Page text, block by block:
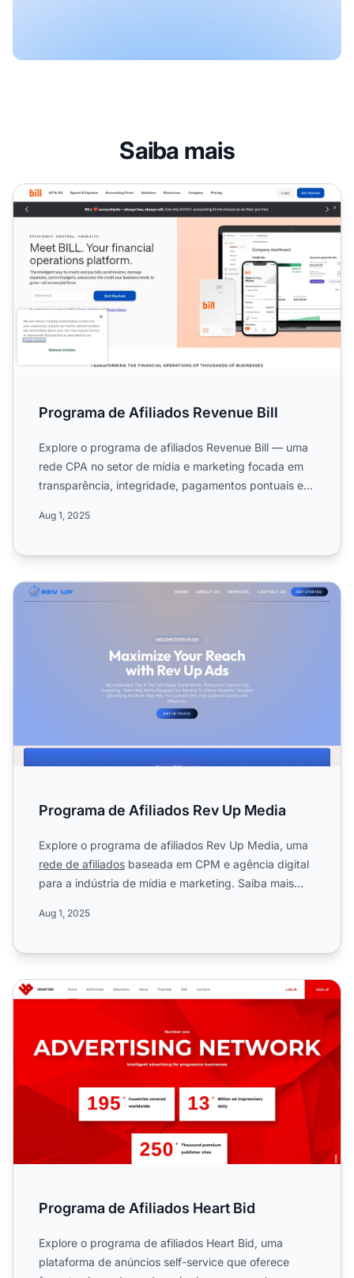
Saiba mais
Programa de Afiliados Revenue Bill
Programa de Afiliados Revenue Bill
Explore o programa de afiliados Revenue Bill — uma
rede CPA no setor de mídia e marketing focada em
transparência, integridade, pagamentos pontuais e
Aug 1, 2025
Programa de Afiliados Rev Up Media
Programa de Afiliados Rev Up Media
Explore o programa de afiliados Rev Up Media, uma
rede de afiliados baseada em CPM e agência digital
para a indústria de mídia e marketing. Saiba mais
Aug 1, 2025
Programa de Afiliados Heart Bid
Programa de Afiliados Heart Bid
Explore o programa de afiliados Heart Bid, uma
plataforma de anúncios self-service que oferece